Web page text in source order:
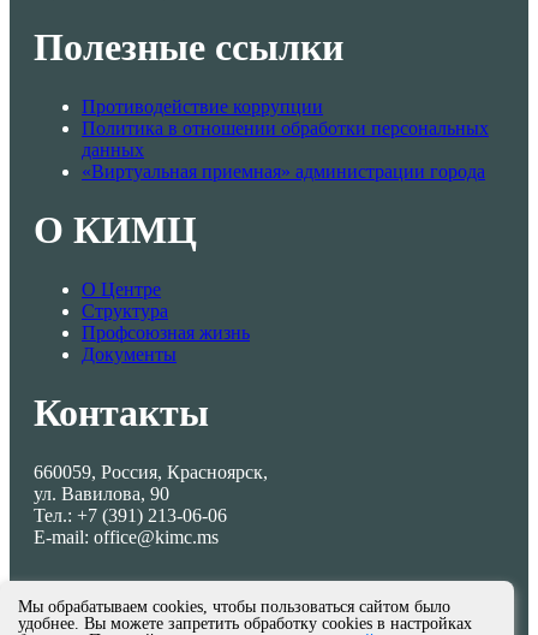
Полезные ссылки
Противодействие коррупции
Политика в отношении обработки персональных
данных
«Виртуальная приемная» администрации города
О КИМЦ
О Центре
Структура
Профсоюзная жизнь
Документы
Контакты
660059, Россия, Красноярск,
ул. Вавилова, 90
Тел.: +7 (391) 213-06-06
E-mail: office@kimc.ms
Мы обрабатываем cookies, чтобы пользоваться сайтом было
удобнее. Вы можете запретить обработку cookies в настройках